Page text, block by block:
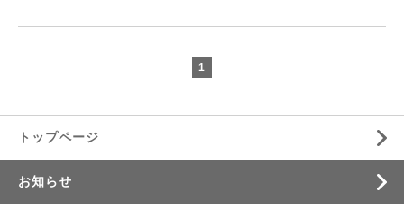
1
トップページ
お知らせ